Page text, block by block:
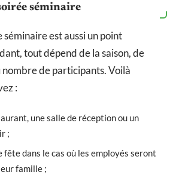
séminaire
séminaire est aussi un point
tout dépend de la saison, de
nombre de participants. Voilà
:
une salle de réception ou un
;
fête dans le cas où les employés seront
famille ;